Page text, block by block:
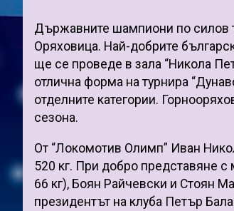
Държавните шампиони по силов
Оряховица. Най-добрите
ще се проведе в зала “Никола
отлична форма на турнира
отделните категории.
сезона.
От “Локомотив Олимп” Иван
520 кг. При добро представяне
66 кг), Боян Райчевски и Стоян
президентът на клуба Петър